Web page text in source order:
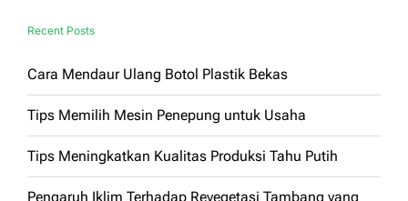
Recent Posts
Cara Mendaur Ulang Botol Plastik Bekas
Tips Memilih Mesin Penepung untuk Usaha
Tips Meningkatkan Kualitas Produksi Tahu Putih
Pengaruh Iklim Terhadap Revegetasi Tambang yang